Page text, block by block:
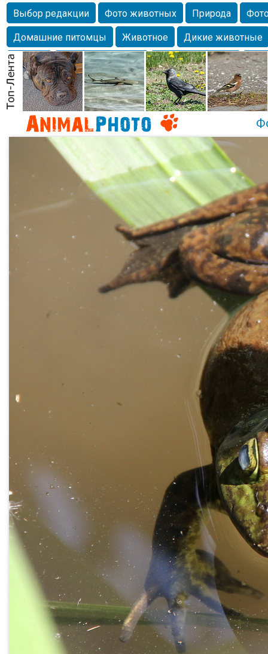
Выбор редакции Фото животных Природа
Домашние питомцы
Животное
Дикие животные
Собаки
Alexanderandronik Млекопитающие
Морда
Собачка Осень Портрет
Домашние
Насекомое
Коты Lebert Дикие птицы Утка